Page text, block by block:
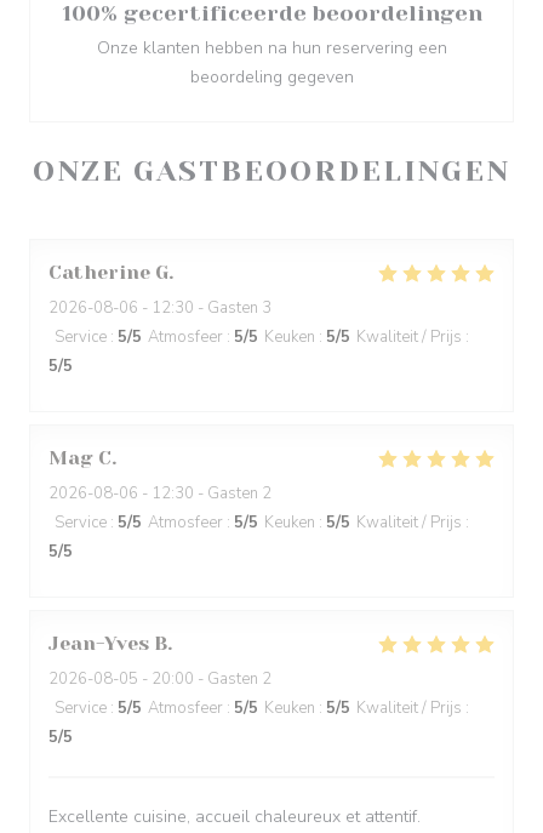
ONZE GASTBEOORDELINGEN
Catherine G
2026-08-06 - 12:30 - Gasten 3
Service : 5/5 Atmosfeer : 5/5 Keuken : 5/5 Kwaliteit / Prijs :
5/5
Mag C
2026-08-06 - 12:30 - Gasten 2
Service : 5/5 Atmosfeer : 5/5 Keuken : 5/5 Kwaliteit / Prijs :
5/5
Jean-Yves B
2026-08-05 - 20:00 - Gasten 2
Service : 5/5 Atmosfeer : 5/5 Keuken : 5/5 Kwaliteit / Prijs :
5/5
Excellente cuisine, accueil chaleureux et attentif.
100% gecertificeerde beoordelingen
Onze klanten hebben na hun reservering een
beoordeling gegeven